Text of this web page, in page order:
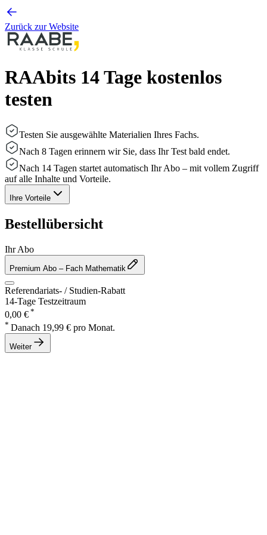
Zurück zur Website
RAAbits 14 Tage kostenlos
testen
Testen Sie ausgewählte Materialien Ihres Fachs.
Nach 8 Tagen erinnern wir Sie, dass Ihr Test bald endet.
Nach 14 Tagen startet automatisch Ihr Abo – mit vollem Zugriff
auf alle Inhalte und Vorteile.
Ihre Vorteile
Bestellübersicht
Ihr Abo
Premium Abo – Fach Mathematik
Referendariats- / Studien-Rabatt
14-Tage Testzeitraum
0,00 € *
* Danach 19,99 € pro Monat.
Weiter